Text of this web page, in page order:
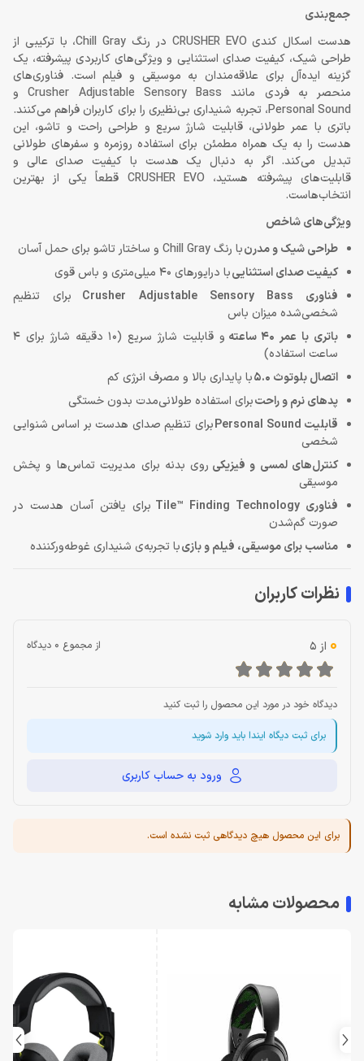
جمع‌بندی
هدست اسکال کندی CRUSHER EVO در رنگ Chill Gray، با ترکیبی از
طراحی شیک، کیفیت صدای استثنایی و ویژگی‌های کاربردی پیشرفته، یک
گزینه ایده‌آل برای علاقه‌مندان به موسیقی و فیلم است. فناوری‌های
منحصر به فردی مانند Crusher Adjustable Sensory Bass و
Personal Sound، تجربه شنیداری بی‌نظیری را برای کاربران فراهم می‌کنند.
باتری با عمر طولانی، قابلیت شارژ سریع و طراحی راحت و تاشو، این
هدست را به یک همراه مطمئن برای استفاده روزمره و سفرهای طولانی
تبدیل می‌کند. اگر به دنبال یک هدست با کیفیت صدای عالی و
قابلیت‌های پیشرفته هستید، CRUSHER EVO قطعاً یکی از بهترین
انتخاب‌هاست.
ویژگی‌های شاخص
طراحی شیک و مدرنبا رنگ Chill Gray و ساختار تاشو برای حمل آسان
کیفیت صدای استثناییبا درایورهای 40 میلی‌متری و باس قوی
فناوری
برای تنظیم
شخصی‌شده میزان باس
باتری با عمر 40 ساعته
و قابلیت شارژ سریع (10 دقیقه شارژ برای 4
ساعت استفاده)
اتصال بلوتوث 5.0با پایداری بالا و مصرف انرژی کم
پدهای نرم و راحتبرای استفاده طولانی‌مدت بدون خستگی
قابلیت
برای تنظیم صدای هدست بر اساس شنوایی
شخصی
کنترل‌های لمسی و فیزیکی روی بدنه برای مدیریت تماس‌ها و پخش
موسیقی
فناوری
برای یافتن آسان هدست در
صورت گم‌شدن
مناسب برای موسیقی، فیلم و بازیبا تجربه‌ی شنیداری غوطه‌ورکننده
نظرات کاربران
0 از 5 از مجموع 0 دیدگاه
دیدگاه خود در مورد این محصول را ثبت کنید
برای ثبت دیگاه ایندا باید وارد شوید
ورود به حساب کاربری
برای این محصول هیچ دیدگاهی ثبت نشده است.
محصولات مشابه